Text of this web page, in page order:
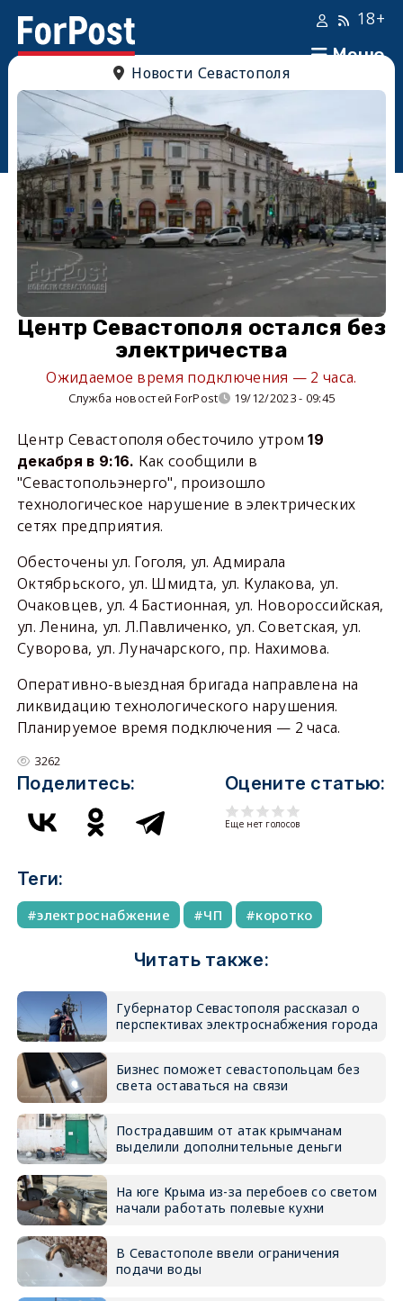
Меню
18+
Новости Севастополя
Центр Севастополя остался без
электричества
Ожидаемое время подключения — 2 часа.
Служба новостей ForPost 19/12/2023 - 09:45
Центр Севастополя обесточило утром 19
декабря в 9:16. Как сообщили в
"Севастопольэнерго", произошло
технологическое нарушение в электрических
сетях предприятия.
Обесточены ул. Гоголя, ул. Адмирала
Октябрьского, ул. Шмидта, ул. Кулакова, ул.
Очаковцев, ул. 4 Бастионная, ул. Новороссийская,
ул. Ленина, ул. Л.Павличенко, ул. Советская, ул.
Суворова, ул. Луначарского, пр. Нахимова.
Оперативно-выездная бригада направлена на
ликвидацию технологического нарушения.
Планируемое время подключения — 2 часа.
3262
Поделитесь: Оцените статью:
Еще нет голосов
Теги:
электроснабжение ЧП коротко
Читать также:
Губернатор Севастополя рассказал о
перспективах электроснабжения города
Бизнес поможет севастопольцам без
света оставаться на связи
Пострадавшим от атак крымчанам
выделили дополнительные деньги
На юге Крыма из-за перебоев со светом
начали работать полевые кухни
В Севастополе ввели ограничения
подачи воды